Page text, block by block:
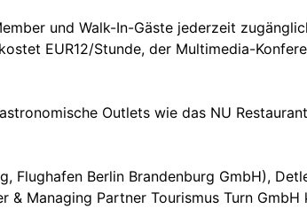
und Walk-In-Gäste jederzeit
EUR12/Stunde, der Multimedia-
Outlets wie das NU
Flughafen Berlin Brandenburg GmbH),
& Managing Partner Tourismus Turn